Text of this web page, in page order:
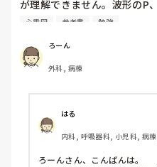
が理解できません。波形のP
教えて欲しいです。参考書
受け取る側なので拡張する
くので心室が収縮スル直前に
りQRSの方が先に来るのに
それとも循環的に同時に起
より若干早く行われていると
私が血液の循環と電気信号
ているかも知れませんが、、
電気信号と血液の循環の関
心電図 参考書 勉強
ろーん
外科, 病棟
はる
内科, 呼吸器科, 小児科, 病
ろーんさん、こんばんは。